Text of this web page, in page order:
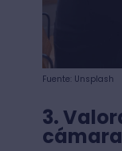
Fuente: Unsplash
3.